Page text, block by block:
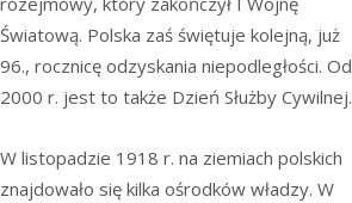
Światową. Polska zaś świętuje kolejną, już
96., rocznicę odzyskania niepodległości. Od
2000 r. jest to także Dzień Służby Cywilnej.
W listopadzie 1918 r. na ziemiach polskich
znajdowało się kilka ośrodków władzy. W